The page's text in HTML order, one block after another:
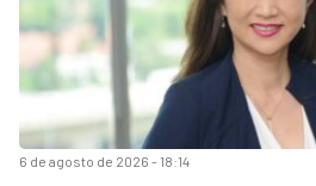
6 de agosto de 2026 - 18:14